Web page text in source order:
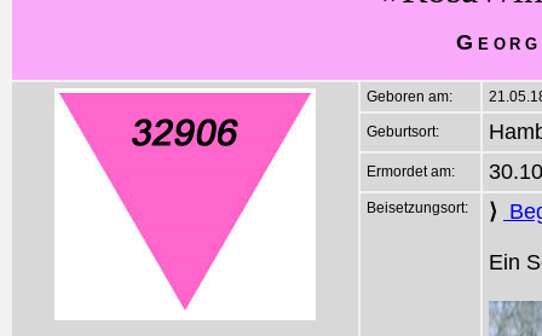
Geboren am:
Geburtsort:
Ermordet am:
Beisetzungsort: ⟩
Ein